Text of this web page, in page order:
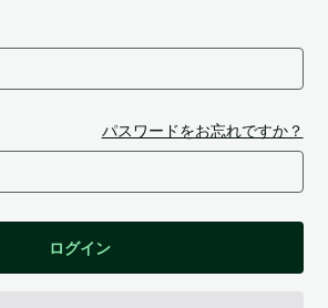
パスワードをお忘れですか？